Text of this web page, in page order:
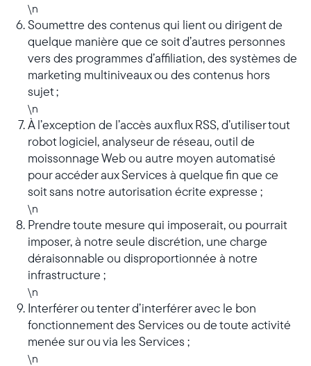
\n
Soumettre des contenus qui lient ou dirigent de
quelque manière que ce soit d’autres personnes
vers des programmes d’affiliation, des systèmes de
marketing multiniveaux ou des contenus hors
sujet ;
\n
À l’exception de l’accès aux flux RSS, d’utiliser tout
robot logiciel, analyseur de réseau, outil de
moissonnage Web ou autre moyen automatisé
pour accéder aux Services à quelque fin que ce
soit sans notre autorisation écrite expresse ;
\n
Prendre toute mesure qui imposerait, ou pourrait
imposer, à notre seule discrétion, une charge
déraisonnable ou disproportionnée à notre
infrastructure ;
\n
Interférer ou tenter d’interférer avec le bon
fonctionnement des Services ou de toute activité
menée sur ou via les Services ;
\n